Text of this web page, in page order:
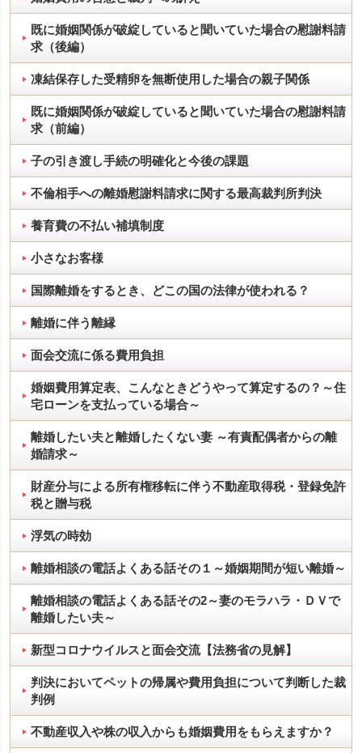
既に婚姻関係が破綻していると聞いていた場合の慰謝料請
求（後編）
凍結保存した受精卵を無断使用した場合の親子関係
既に婚姻関係が破綻していると聞いていた場合の慰謝料請
求（前編）
子の引き渡し手続の明確化と今後の課題
不倫相手への離婚慰謝料請求に関する最高裁判所判決
養育費の不払い補填制度
小さなお客様
国際離婚をするとき、どこの国の法律が使われる？
離婚に伴う離縁
面会交流に係る費用負担
婚姻費用算定表、こんなときどうやって算定するの？～住
宅ローンを支払っている場合～
離婚したい夫と離婚したくない妻 ～有責配偶者からの離
婚請求～
財産分与による所有権移転に伴う不動産取得税・登録免許
税と贈与税
浮気の時効
離婚相談の電話よくある話その１～婚姻期間が短い離婚～
離婚相談の電話よくある話その2～妻のモラハラ・ＤＶで
離婚したい夫～
新型コロナウイルスと面会交流【法務省の見解】
判決においてペットの帰属や費用負担について判断した裁
判例
不動産収入や株の収入からも婚姻費用をもらえますか？